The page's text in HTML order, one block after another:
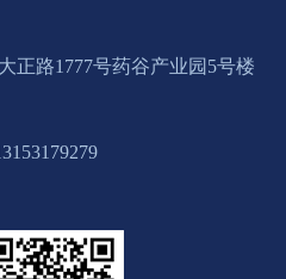
正路1777号药谷产业园5号楼